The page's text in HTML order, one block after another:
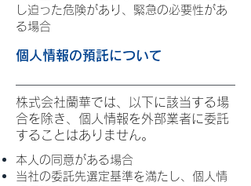
し迫った危険があり、緊急の必要性があ
る場合
個人情報の預託について
株式会社蘭華では、以下に該当する場
合を除き、個人情報を外部業者に委託
することはありません。
本人の同意がある場合
当社の委託先選定基準を満たし、個人情